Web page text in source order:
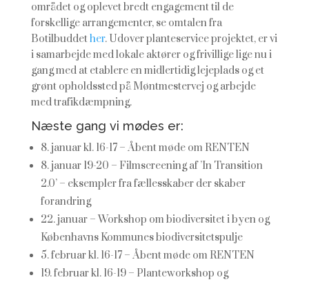
området og oplevet bredt engagement til de
forskellige arrangementer, se omtalen fra
Botilbuddether. Udover planteservice projektet, er vi
i samarbejde med lokale aktører og frivillige lige nu i
gang med at etablere en midlertidig lejeplads og et
grønt opholdssted på Møntmestervej og arbejde
med trafikdæmpning.
Næste gang vi mødes er:
8. januar kl. 16-17 – Åbent møde om RENTEN
8. januar 19-20 – Filmscreening af ’In Transition
2.0’ – eksempler fra fællesskaber der skaber
forandring
22. januar – Workshop om biodiversitet i byen og
Københavns Kommunes biodiversitetspulje
5. februar kl. 16-17 – Åbent møde om RENTEN
19. februar kl. 16-19 – Planteworkshop og